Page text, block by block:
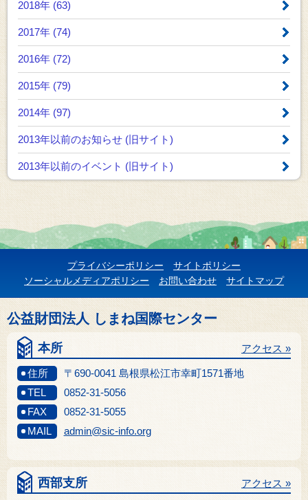
2018年 (63)
2017年 (74)
2016年 (72)
2015年 (79)
2014年 (97)
2013年以前のお知らせ (旧サイト)
2013年以前のイベント (旧サイト)
プライバシーポリシー
サイトポリシー
ソーシャルメディアポリシー
お問い合わせ サイトマップ
公益財団法人 しまね国際センター
本所
住所 〒690-0041 島根県松江市幸町1571番地
アクセス »
TEL
0852-31-5056
FAX
0852-31-5055
MAIL
admin@sic-info.org
西部支所 アクセス »